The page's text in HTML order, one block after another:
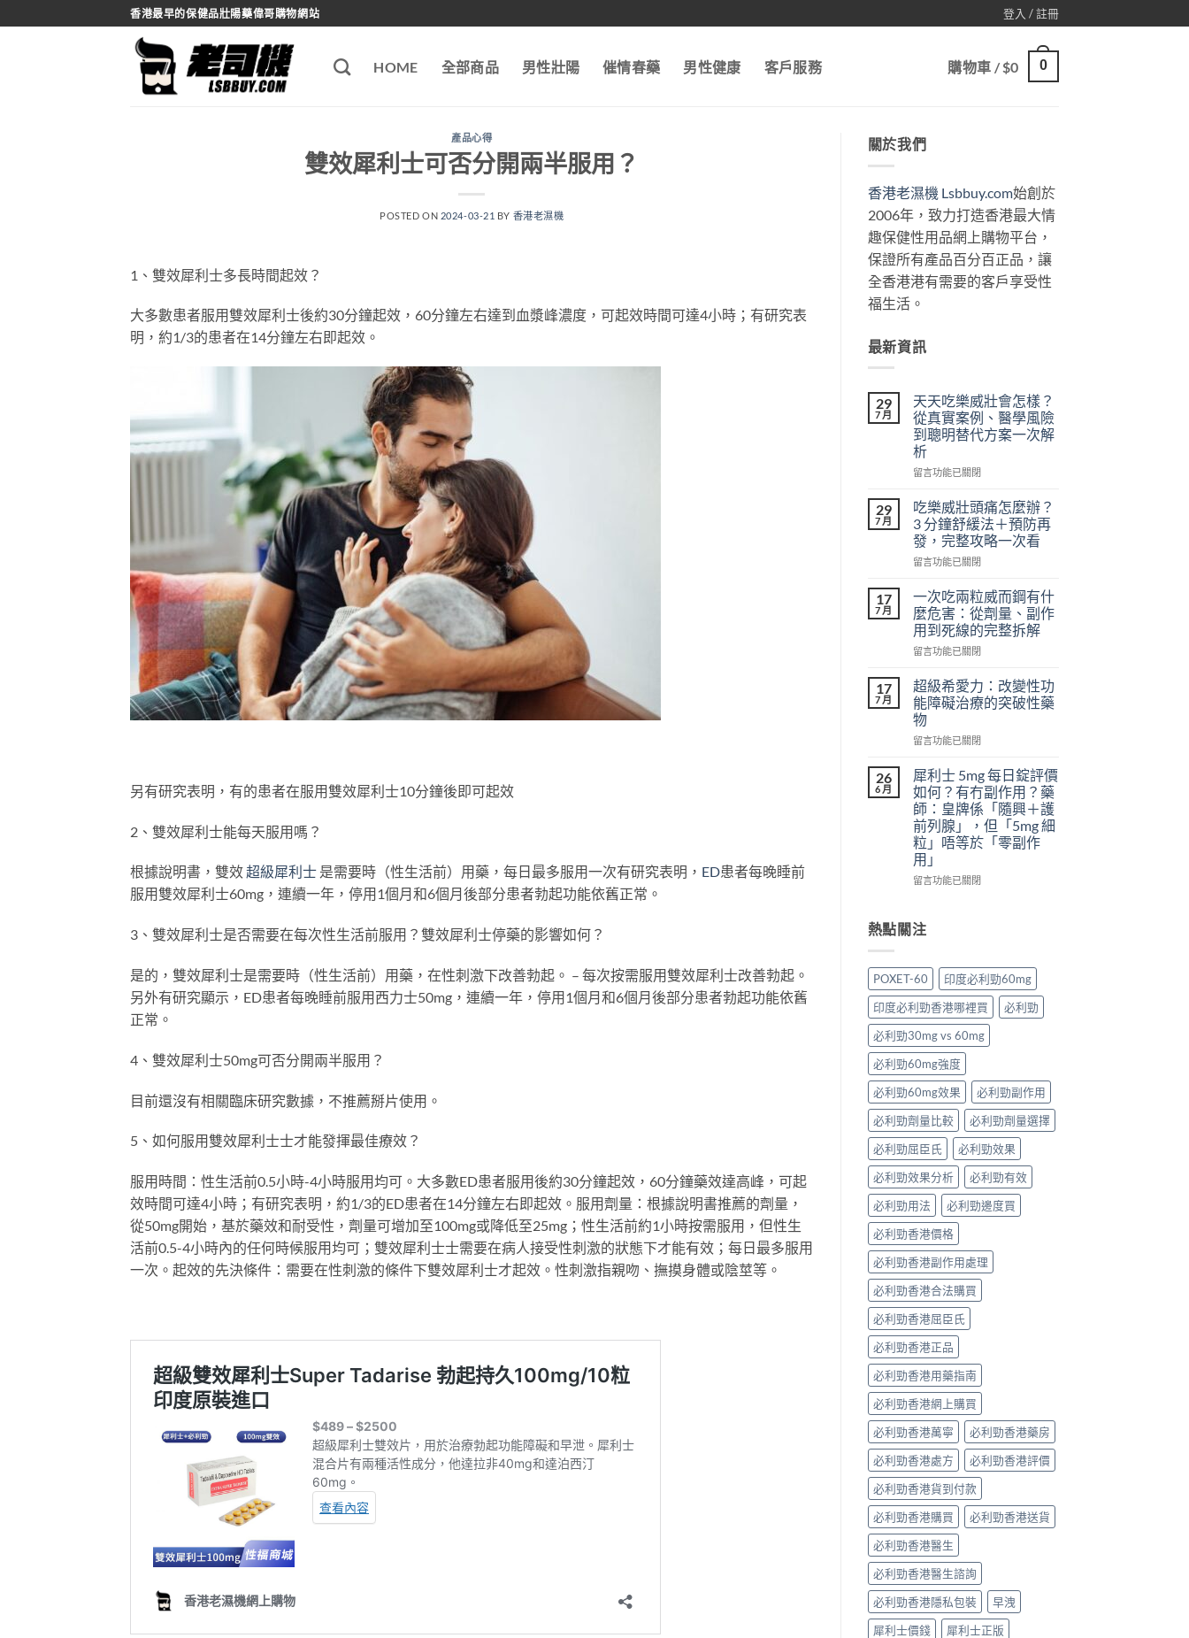
to
香港最早的保健品壯陽藥偉哥購物網站 登入 / 註冊
HOME 全部商品 男性壯陽 催情春藥 男性健康 客戶服務 購物車 /$0 0
產品心得
雙效犀利士可否分開兩半服用？
POSTED ON 2024-03-21 BY 香港老濕機
1、雙效犀利士多長時間起效？
大多數患者服用雙效犀利士後約30分鐘起效，60分鐘左右達到血漿峰濃度，可起效時間可達4小時；有研究表
明，約1/3的患者在14分鐘左右即起效。
另有研究表明，有的患者在服用雙效犀利士10分鐘後即可起效
2、雙效犀利士能每天服用嗎？
根據說明書，雙效超級犀利士 是需要時（性生活前）用藥，每日最多服用一次有研究表明， ED患者每晚睡前
服用雙效犀利士60mg，連續一年，停用1個月和6個月後部分患者勃起功能依舊正常。
3、雙效犀利士是否需要在每次性生活前服用？雙效犀利士停藥的影響如何？
是的，雙效犀利士是需要時（性生活前）用藥，在性刺激下改善勃起。 – 每次按需服用雙效犀利士改善勃起。
另外有研究顯示，ED患者每晚睡前服用西力士50mg，連續一年，停用1個月和6個月後部分患者勃起功能依舊
正常。
4、雙效犀利士50mg可否分開兩半服用？
目前還沒有相關臨床研究數據，不推薦掰片使用。
5、如何服用雙效犀利士士才能發揮最佳療效？
服用時間：性生活前0.5小時-4小時服用均可。大多數ED患者服用後約30分鐘起效，60分鐘藥效達高峰，可起
效時間可達4小時；有研究表明，約1/3的ED患者在14分鐘左右即起效。服用劑量：根據說明書推薦的劑量，
從50mg開始，基於藥效和耐受性，劑量可增加至100mg或降低至25mg；性生活前約1小時按需服用，但性生
活前0.5-4小時內的任何時候服用均可；雙效犀利士士需要在病人接受性刺激的狀態下才能有效；每日最多服用
一次。起效的先決條件：需要在性刺激的條件下雙效犀利士才起效。性刺激指親吻、撫摸身體或陰莖等。
關於我們
香港老濕機 Lsbbuy.com始創於
2006年，致力打造香港最大情
趣保健性用品網上購物平台，
保證所有產品百分百正品，讓
全香港港有需要的客戶享受性
福生活。
最新資訊
29
7 月
天天吃樂威壯會怎樣？
從真實案例、醫學風險
到聰明替代方案一次解
析
在
天
吃
樂
威
壯
樣？
從
真
實
例、
醫
學
風
險
聰
明
替
代
方
案
一
次
中
留言功能已關閉
29
7 月
吃樂威壯頭痛怎麼辦？
3 分鐘舒緩法＋預防再
發，完整攻略一次看
在
威
壯
頭
痛
麼
辦？
3
分
鐘
緩
法
＋
預
防
再
發，
完
略
一
看〉
中
留言功能已關閉
17
7 月
一次吃兩粒威而鋼有什
麼危害：從劑量、副作
用到死線的完整拆解
在
次
吃
兩
粒
威
鋼
有
什
麼
危
害：
從
劑
作
用
死
線
的
完
整
拆
解〉
中
留言功能已關閉
17
7 月
超級希愛力：改變性功
能障礙治療的突破性藥
物
在
級
希
愛
力：
改
變
性
功
礙
治
的
突
破
性
藥
物〉
中
留言功能已關閉
26
6 月
犀利士 5mg 每日錠評價
如何？有冇副作用？藥
師：皇牌係「隨興＋護
前列腺」，但「5mg 細
粒」唔等於「零副作
用」
在
士
5mg
日
錠
評
價
如
何？
有
冇
副
作
用？
藥
師：
皇
牌
係
「隨
興
＋
護
前
列
腺」，
但
「5mg
細
粒」
唔
等
於
「零
副
作
用」〉
中
留言功能已關閉
熱點關注
POXET-60
印度必利勁60mg
印度必利勁香港哪裡買
必利勁
必利勁30mg vs 60mg
必利勁60mg強度
必利勁60mg效果
必利勁副作用
必利勁劑量比較
必利勁劑量選擇
必利勁屈臣氏
必利勁效果
必利勁效果分析
必利勁有效
必利勁用法
必利勁邊度買
必利勁香港價格
必利勁香港副作用處理
必利勁香港合法購買
必利勁香港屈臣氏
必利勁香港正品
必利勁香港用藥指南
必利勁香港網上購買
必利勁香港萬寧
必利勁香港藥房
必利勁香港處方
必利勁香港評價
必利勁香港貨到付款
必利勁香港購買
必利勁香港送貨
必利勁香港醫生
必利勁香港醫生諮詢
必利勁香港隱私包裝
早洩
犀利士價錢
犀利士正版